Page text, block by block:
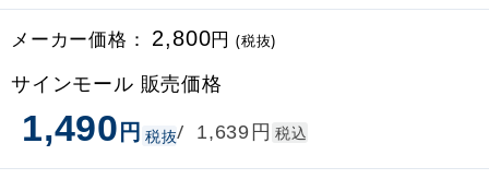
メーカー価格： 2,800円(税抜)
サインモール 販売価格
1,490円 税抜/ 1,639円 税込